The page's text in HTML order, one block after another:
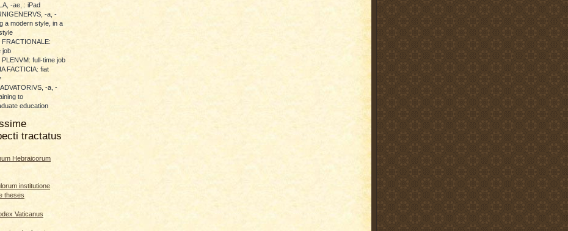
-ae, : iPad
-a, -
a modern style, in a
FRACTIONALE:
job
PLENVM: full-time job
FACTICIA: fiat
-a, -
to
education
tractatus
Hebraicorum
institutione
theses
Vaticanus